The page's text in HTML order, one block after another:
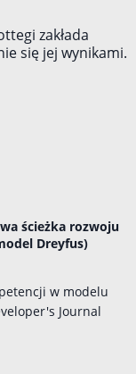
zakłada
się jej wynikami.
ścieżka rozwoju
Dreyfus)
w modelu
Journal